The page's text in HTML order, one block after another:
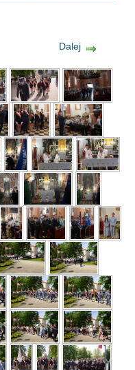
Dalej